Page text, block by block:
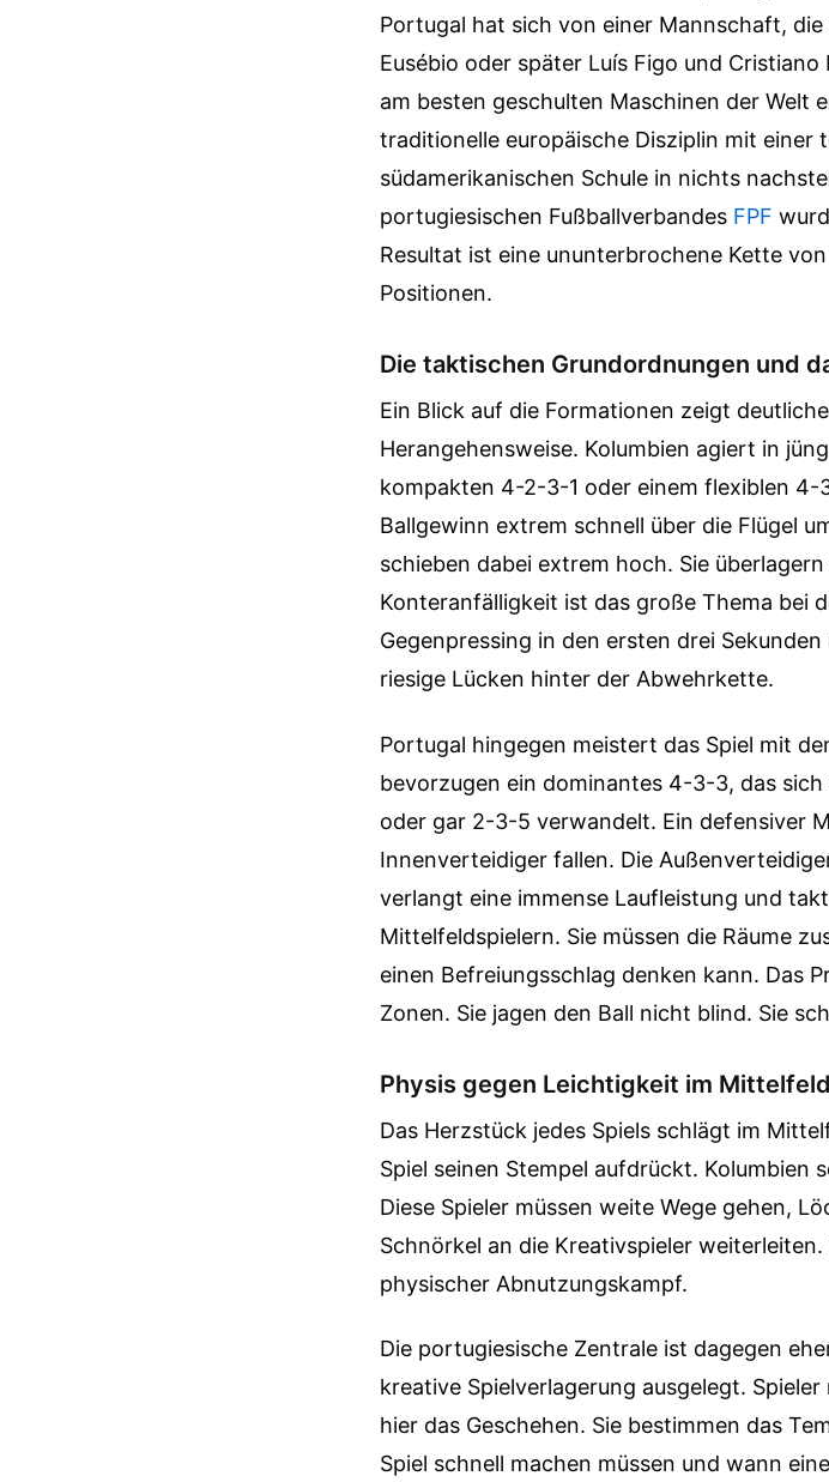
Portugal hat sich von einer Mannschaft,
Eusébio oder später Luís Figo und
am besten geschulten Maschinen der Welt
traditionelle europäische Disziplin mit einer
südamerikanischen Schule in nichts
portugiesischen Fußballverbandes FPF
Resultat ist eine ununterbrochene Kette
Positionen.
Die taktischen Grundordnungen und
Ein Blick auf die Formationen zeigt
Herangehensweise. Kolumbien agiert in
kompakten 4-2-3-1 oder einem flexiblen 4-
Ballgewinn extrem schnell über die Flügel
schieben dabei extrem hoch. Sie
Konteranfälligkeit ist das große Thema bei
Gegenpressing in den ersten drei
riesige Lücken hinter der Abwehrkette.
Portugal hingegen meistert das Spiel mit
bevorzugen ein dominantes 4-3-3, das
oder gar 2-3-5 verwandelt. Ein defensiver
Innenverteidiger fallen. Die
verlangt eine immense Laufleistung und
Mittelfeldspielern. Sie müssen die Räume
einen Befreiungsschlag denken kann. Das
Zonen. Sie jagen den Ball nicht blind. Sie
Physis gegen Leichtigkeit im
Das Herzstück jedes Spiels schlägt im
Spiel seinen Stempel aufdrückt. Kolumbien
Diese Spieler müssen weite Wege gehen,
Schnörkel an die Kreativspieler
physischer Abnutzungskampf.
Die portugiesische Zentrale ist dagegen
kreative Spielverlagerung ausgelegt.
hier das Geschehen. Sie bestimmen das
Spiel schnell machen müssen und wann